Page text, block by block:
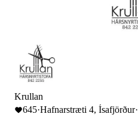
Krullan
645·Hafnarstræti 4, Ísafjörður·